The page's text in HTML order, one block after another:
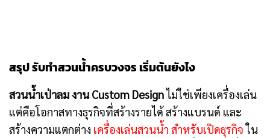
สรุป รับทำสวนน้ำครบวงจร เริ่มต้นยังไง
สวนน้ำเป่าลม งาน Custom Designไม่ใช่เพียงเครื่องเล่น
แต่คือโอกาสทางธุรกิจที่สร้างรายได้ สร้างแบรนด์ และ
สร้างความแตกต่าง เครื่องเล่นสวนน้ำ สำหรับเปิดธุรกิจใน